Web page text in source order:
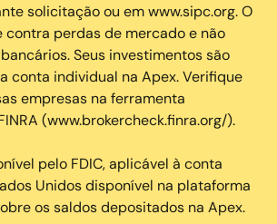
solicitação ou em www.sipc.org. O
contra perdas de mercado e não
Seus investimentos são
conta individual na Apex. Verifique
empresas na ferramenta
(www.brokercheck.finra.org/).
pelo FDIC, aplicável à conta
Unidos disponível na plataforma
os saldos depositados na Apex.